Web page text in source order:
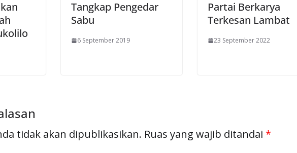
Tangkap Pengedar
Sabu
6 September 2019
Partai Berkarya
Terkesan Lambat
23 September 2022
tidak akan dipublikasikan. Ruas yang wajib ditandai *